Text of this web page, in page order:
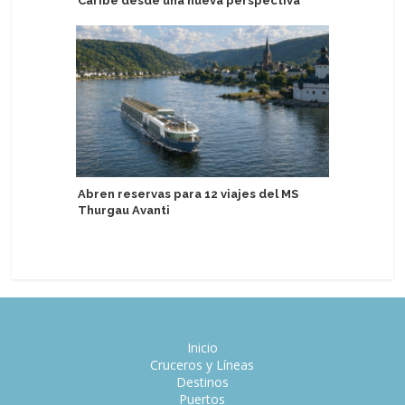
Abren reservas para 12 viajes del MS
Thurgau Avanti
Inicio
Cruceros y Líneas
Destinos
Puertos